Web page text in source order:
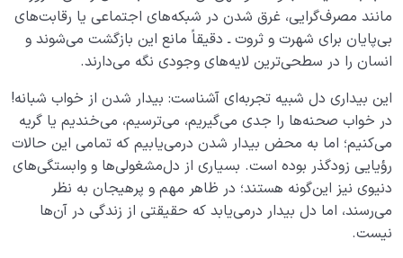
مانند مصرف‌گرایی، غرق شدن در شبکه‌های اجتماعی یا رقابت‌های
بی‌پایان برای شهرت و ثروت ـ دقیقاً مانع این بازگشت می‌شوند و
انسان را در سطحی‌ترین لایه‌های وجودی نگه می‌دارند.
این بیداری دل شبیه تجربه‌ای آشناست: بیدار شدن از خواب شبانه!
در خواب صحنه‌ها را جدی می‌گیریم، می‌ترسیم، می‌خندیم یا گریه
می‌کنیم؛ اما به محض بیدار شدن در‌می‌یابیم که تمامی این حالات
رؤیایی زودگذر بوده است. بسیاری از دل‌مشغولی‌ها و وابستگی‌های
دنیوی نیز این‌گونه هستند؛ در ظاهر مهم و پرهیجان به نظر
می‌رسند، اما دل بیدار در‌می‌یابد که حقیقتی از زندگی در آن‌ها
نیست.